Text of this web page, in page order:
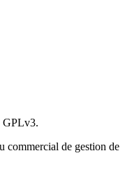
GPLv3.
commercial de gestion de